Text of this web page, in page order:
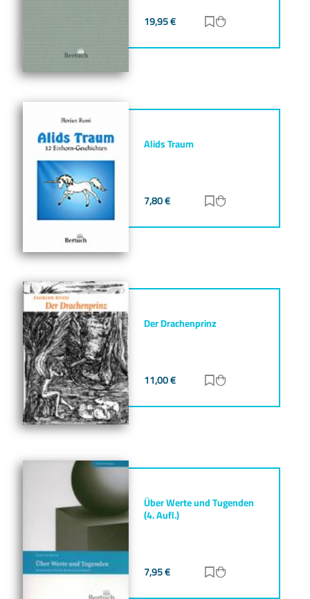
19,95€ Zur Merkliste
Alids Traum
7,80€ Zur Merkliste
Der Drachenprinz
11,00€ Zur Merkliste
Über Werte und Tugenden
(4. Aufl.)
7,95€ Zur Merkliste